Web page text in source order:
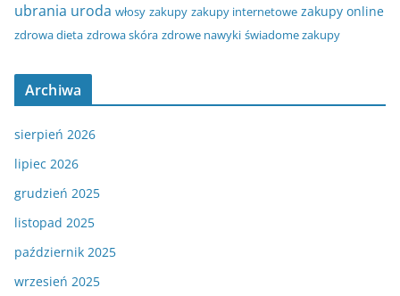
ubrania uroda włosy zakupy zakupy internetowe zakupy online
zdrowa dieta zdrowa skóra zdrowe nawyki świadome zakupy
Archiwa
sierpień 2026
lipiec 2026
grudzień 2025
listopad 2025
październik 2025
wrzesień 2025